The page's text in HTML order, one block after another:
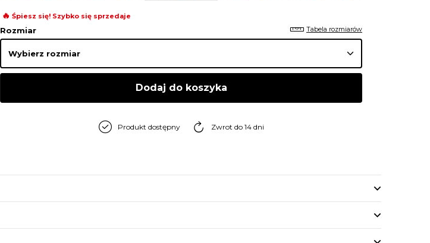
🔥 Śpiesz się! Szybko się sprzedaje
Rozmiar Tabela rozmiarów
Dodaj do koszyka
Produkt dostępny Zwrot do 14 dni